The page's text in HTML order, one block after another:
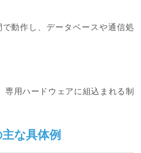
動作し、データベースや通信処
用ハードウェアに組込まれる制
な具体例